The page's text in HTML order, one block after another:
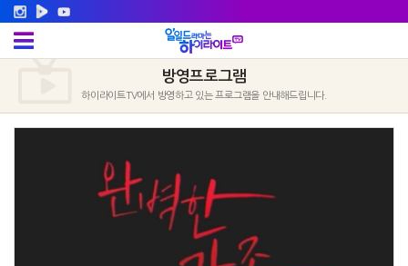
방영프로그램
하이라이트TV에서 방영하고 있는 프로그램을 안내해드립니다.